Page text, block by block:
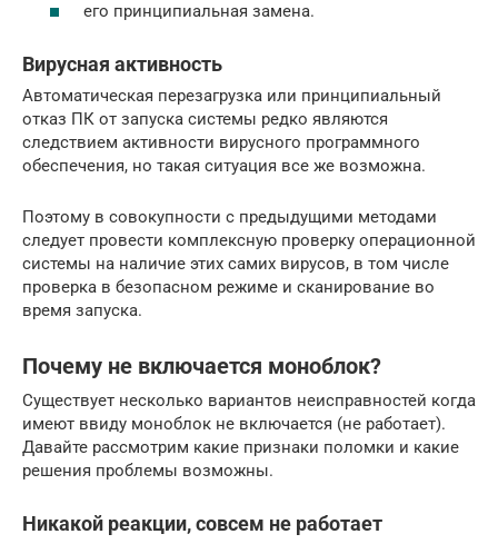
его принципиальная замена.
Вирусная активность
Автоматическая перезагрузка или принципиальный
отказ ПК от запуска системы редко являются
следствием активности вирусного программного
обеспечения, но такая ситуация все же возможна.
Поэтому в совокупности с предыдущими методами
следует провести комплексную проверку операционной
системы на наличие этих самих вирусов, в том числе
проверка в безопасном режиме и сканирование во
время запуска.
Почему не включается моноблок?
Существует несколько вариантов неисправностей когда
имеют ввиду моноблок не включается (не работает).
Давайте рассмотрим какие признаки поломки и какие
решения проблемы возможны.
Никакой реакции, совсем не работает